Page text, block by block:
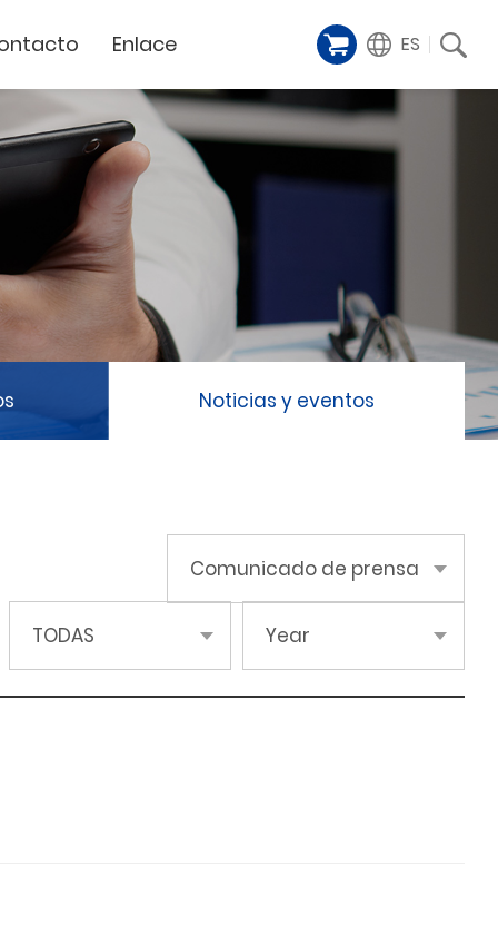
Cortador Láser
Galería de
muestras
Vídeos de
presentación
Historias de éxito
Milestoens
TODAS
Hitos de la empresa
Hito del producto
Noticias / Eventos
Feria de muestras
distribuidor
Enlace
Financing Service
GCC Web Shop
GCC Distributor Club
ES
Noticias y eventos
Comunicado de prensa
TODAS Year